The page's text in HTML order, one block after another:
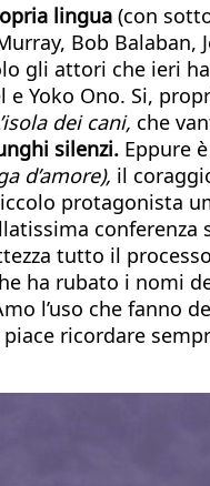
lingua (con
Bob Balaban,
gli attori che ieri
e Yoko Ono. Si,
dei cani, che
silenzi. Eppure
d’amore), il
protagonista
conferenza
tutto il
ha rubato i nomi
l’uso che fanno
ricordare